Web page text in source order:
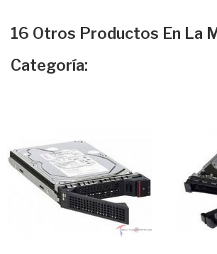
16 Otros Productos En La
Categoría: